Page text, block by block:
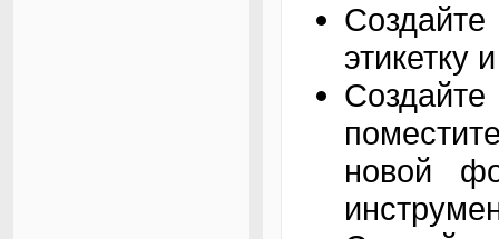
этикетку
новой